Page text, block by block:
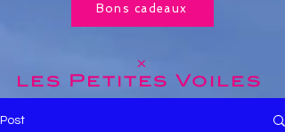
Bons cadeaux
x
les Petites Voiles
Post